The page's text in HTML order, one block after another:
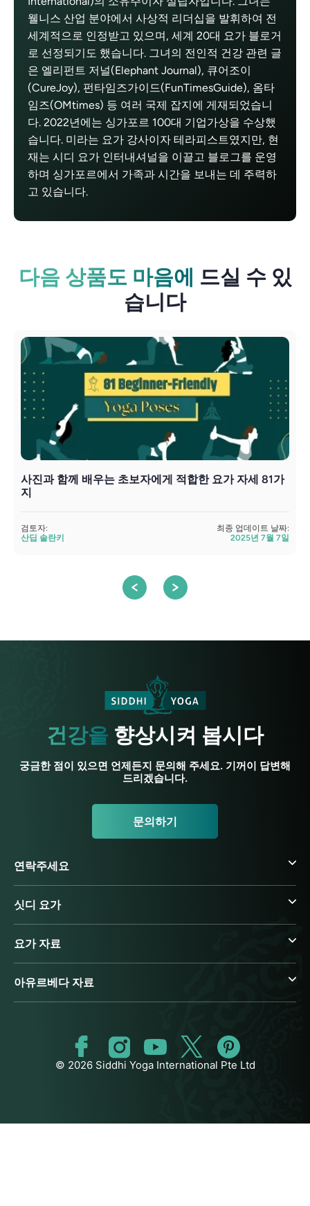
웰니스 산업 분야에서 사상적 리더십을 발휘하여 전
세계적으로 인정받고 있으며, 세계 20대 요가 블로거
로 선정되기도 했습니다. 그녀의 전인적 건강 관련 글
은 엘리펀트 저널(Elephant Journal), 큐어조이
(CureJoy), 펀타임즈가이드(FunTimesGuide), 옴타
임즈(OMtimes) 등 여러 국제 잡지에 게재되었습니
다. 2022년에는 싱가포르 100대 기업가상을 수상했
습니다. 미라는 요가 강사이자 테라피스트였지만, 현
재는 시디 요가 인터내셔널을 이끌고 블로그를 운영
하며 싱가포르에서 가족과 시간을 보내는 데 주력하
고 있습니다.
다음 상품도 마음에 드실 수 있
습니다
사진과 함께 배우는 초보자에게 적합한 요가 자세 81가
지
검토자:
산딥 솔란키
최종 업데이트 날짜:
2025년 7월 7일
건강을 향상시켜 봅시다
궁금한 점이 있으면 언제든지 문의해 주세요. 기꺼이 답변해
드리겠습니다.
문의하기
연락주세요
싯디 요가
요가 자료
아유르베다 자료
© 2026 Siddhi Yoga International Pte Ltd